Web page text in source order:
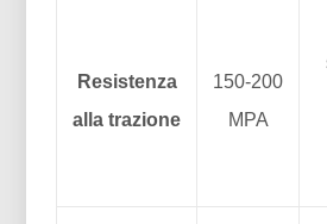
Resistenza
alla trazione
150-200
MPA